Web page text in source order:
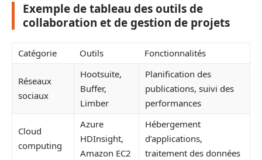
Exemple de tableau des outils de
collaboration et de gestion de projets
Catégorie Outils Fonctionnalités
Réseaux
sociaux
Hootsuite,
Buffer,
Limber
Planification des
publications, suivi des
performances
Cloud
computing
Azure
HDInsight,
Amazon EC2
Hébergement
d’applications,
traitement des données